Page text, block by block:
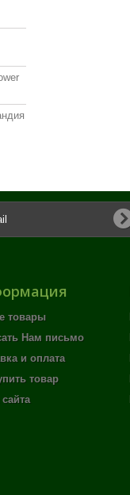
товары
Нам письмо
и оплата
товар
сайта